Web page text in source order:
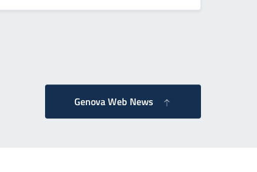
Genova Web News